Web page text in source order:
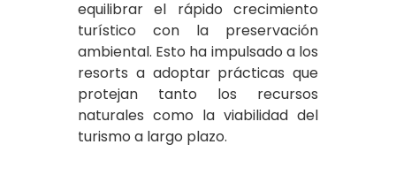
equilibrar el rápido crecimiento
turístico con la preservación
ambiental. Esto ha impulsado a los
resorts a adoptar prácticas que
protejan tanto los recursos
naturales como la viabilidad del
turismo a largo plazo.